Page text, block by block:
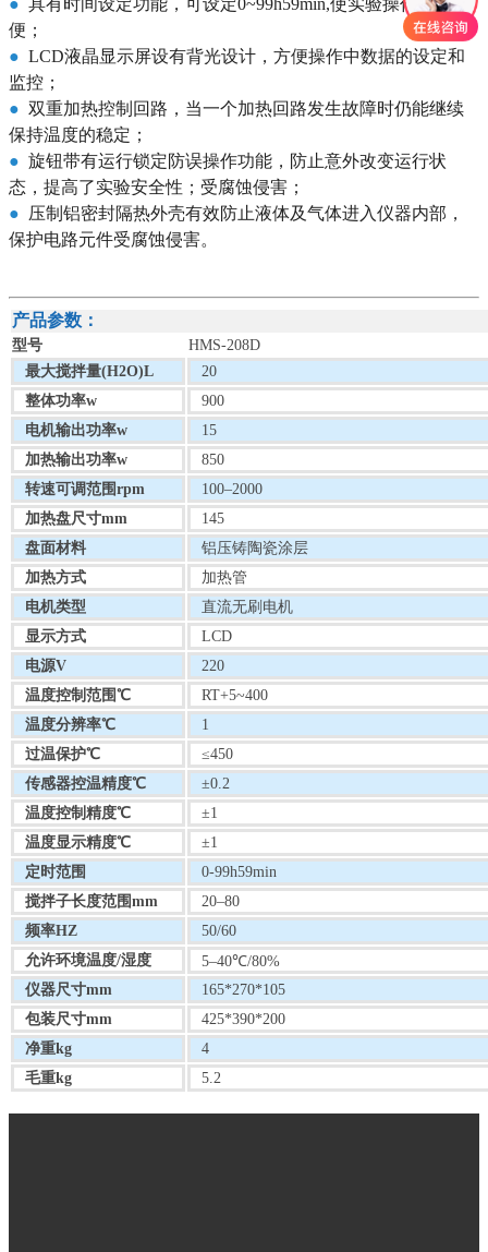
便；
● LCD液晶显示屏设有背光设计，方便操作中数据的设定和
监控；
● 双重加热控制回路，当一个加热回路发生故障时仍能继续
保持温度的稳定；
● 旋钮带有运行锁定防误操作功能，防止意外改变运行状
态，提高了实验安全性；受腐蚀侵害；
● 压制铝密封隔热外壳有效防止液体及气体进入仪器内部，
保护电路元件受腐蚀侵害。
产品参数：
型号
HMS-208D
最大搅拌量(H2O)L
20
整体功率w
900
电机输出功率w
15
加热输出功率w
850
转速可调范围rpm
100–2000
加热盘尺寸mm
145
盘面材料
铝压铸陶瓷涂层
加热方式
加热管
电机类型
直流无刷电机
显示方式
LCD
电源V
220
温度控制范围℃
RT+5~400
温度分辨率℃
1
过温保护℃
≤450
传感器控温精度℃
±0.2
温度控制精度℃
±1
温度显示精度℃
±1
定时范围
0-99h59min
搅拌子长度范围mm
20–80
频率HZ
50/60
允许环境温度/湿度
5–40℃/80%
仪器尺寸mm
165*270*105
包装尺寸mm
425*390*200
净重kg
4
毛重kg
5.2